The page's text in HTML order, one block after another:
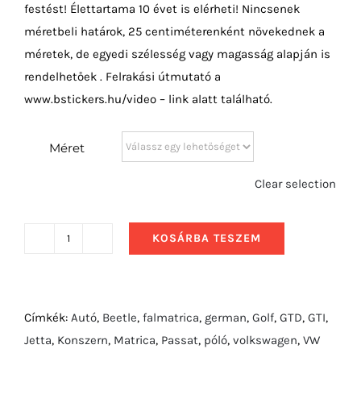
festést! Élettartama 10 évet is elérheti! Nincsenek
méretbeli határok, 25 centiméterenként növekednek a
méretek, de egyedi szélesség vagy magasság alapján is
rendelhetőek . Felrakási útmutató a
www.bstickers.hu/video – link alatt található.
Méret
Clear selection
Előlről
mennyiség
KOSÁRBA TESZEM
Címkék: Autó, Beetle, falmatrica, german, Golf, GTD, GTI,
Jetta, Konszern, Matrica, Passat, póló, volkswagen, VW